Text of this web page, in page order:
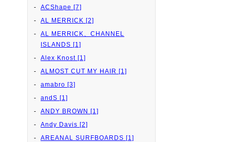
ACShape [7]
AL MERRICK [2]
AL MERRICK、CHANNEL
ISLANDS [1]
Alex Knost [1]
ALMOST CUT MY HAIR [1]
amabro [3]
andS [1]
ANDY BROWN [1]
Andy Davis [2]
AREANAL SURFBOARDS [1]